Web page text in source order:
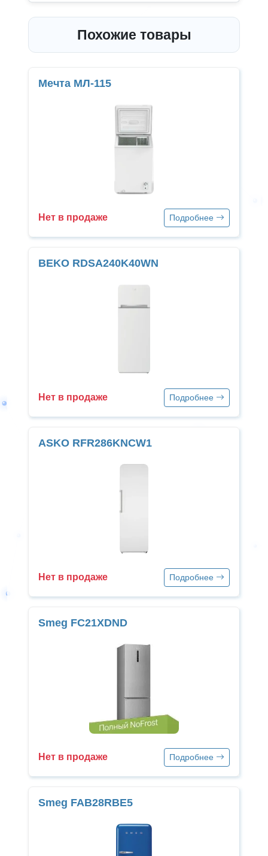
Похожие товары
Мечта МЛ-115
Нет в продаже Подробнее
BEKO RDSA240K40WN
Нет в продаже Подробнее
ASKO RFR286KNCW1
Нет в продаже Подробнее
Smeg FC21XDND
Нет в продаже Подробнее
Smeg FAB28RBE5